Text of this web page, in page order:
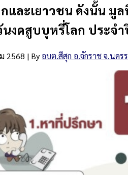
กและเยาวชน ดังนั้น
งดสูบบุหรี่โลก ประจ
2568 | By อบต.สีสุก อ.จักราช จ.นคร